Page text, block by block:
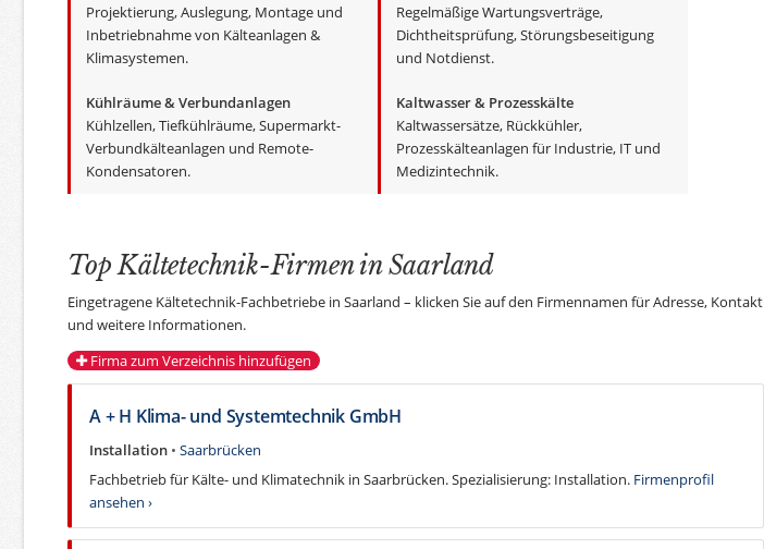
Projektierung, Auslegung, Montage und
Inbetriebnahme von Kälteanlagen &
Klimasystemen.
Regelmäßige Wartungsverträge,
Dichtheitsprüfung, Störungsbeseitigung
und Notdienst.
Kühlräume & Verbundanlagen
Kühlzellen, Tiefkühlräume, Supermarkt-
Verbundkälteanlagen und Remote-
Kondensatoren.
Kaltwasser & Prozesskälte
Kaltwassersätze, Rückkühler,
Prozesskälteanlagen für Industrie, IT und
Medizintechnik.
Top Kältetechnik-Firmen in Saarland
Eingetragene Kältetechnik-Fachbetriebe in Saarland – klicken Sie auf den Firmennamen für Adresse, Kontakt
und weitere Informationen.
Firma zum Verzeichnis hinzufügen
A + H Klima- und Systemtechnik GmbH
Installation • Saarbrücken
Fachbetrieb für Kälte- und Klimatechnik in Saarbrücken. Spezialisierung: Installation. Firmenprofil
ansehen ›